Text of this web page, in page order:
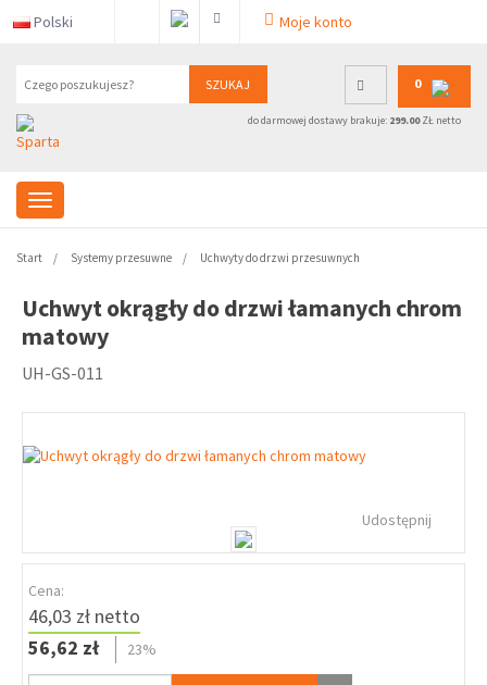
Polski Moje konto
SZUKAJ 0
do darmowej dostawy brakuje: 299.00ZŁ netto
Start Systemy przesuwne Uchwyty do drzwi przesuwnych
Uchwyt okrągły do drzwi łamanych chrom
matowy
UH-GS-011
Udostępnij
Cena:
46,03 zł netto
56,62 zł
23%